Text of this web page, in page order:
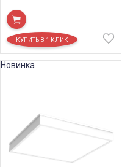
Новинка